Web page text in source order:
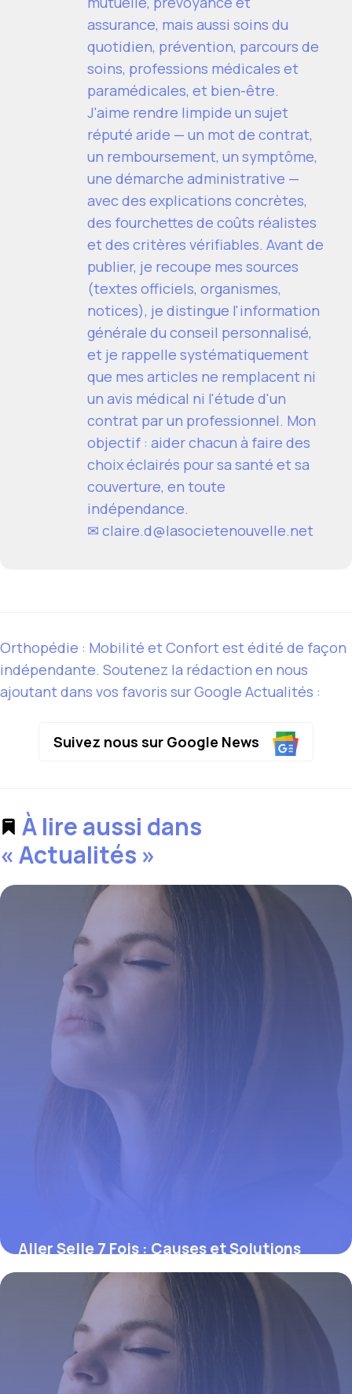
assurance, mais aussi soins du
quotidien, prévention, parcours de
soins, professions médicales et
paramédicales, et bien-être.
J'aime rendre limpide un sujet
réputé aride — un mot de contrat,
un remboursement, un symptôme,
une démarche administrative —
avec des explications concrètes,
des fourchettes de coûts réalistes
et des critères vérifiables. Avant de
publier, je recoupe mes sources
(textes officiels, organismes,
notices), je distingue l'information
générale du conseil personnalisé,
et je rappelle systématiquement
que mes articles ne remplacent ni
un avis médical ni l'étude d'un
contrat par un professionnel. Mon
objectif : aider chacun à faire des
choix éclairés pour sa santé et sa
couverture, en toute
indépendance.
✉ claire.d@lasocietenouvelle.net
Orthopédie : Mobilité et Confort est édité de façon
indépendante. Soutenez la rédaction en nous
ajoutant dans vos favoris sur Google Actualités :
Suivez nous sur Google News
À lire aussi dans
« Actualités »
Aller Selle 7 Fois : Causes et Solutions
2026